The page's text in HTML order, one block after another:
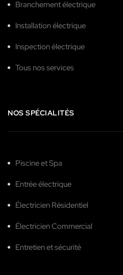
Branchement électrique
Installation électrique
Inspection électrique
Tous nos services
NOS SPÉCIALITÉS
Piscine et Spa
Entrée électrique
Électricien Résidentiel
Électricien Commercial
Entretien et sécurité